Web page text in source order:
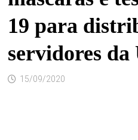
19 para
servidores
15/09/2020